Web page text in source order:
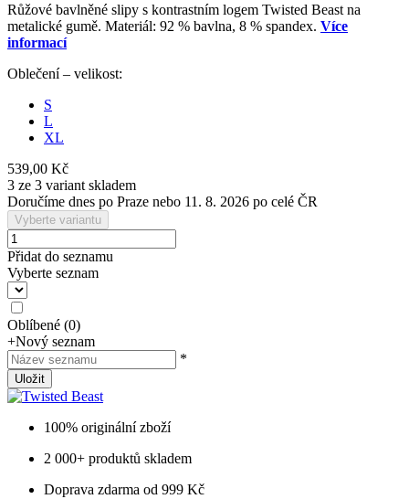
Růžové bavlněné slipy s kontrastním logem Twisted Beast na
metalické gumě. Materiál: 92 % bavlna, 8 % spandex. Více
informací
Oblečení – velikost:
S
L
XL
539,00 Kč
3 ze 3 variant skladem
Doručíme dnes po Praze nebo 11. 8. 2026 po celé ČR
Vyberte variantu
Přidat do seznamu
Vyberte seznam
Oblíbené (0)
+Nový seznam
*
Uložit
100% originální zboží
2 000+ produktů skladem
Doprava zdarma od 999 Kč